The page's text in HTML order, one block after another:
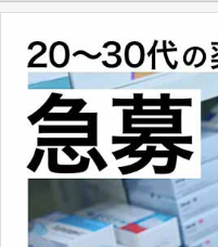
査データ、投薬歴など非常
データを利活用し、またシ
とは、病院薬剤師を中心に
す。